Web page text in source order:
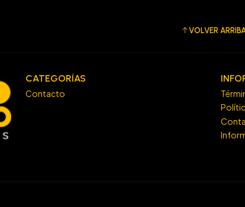
VOLVER
CATEGORÍAS
Contacto